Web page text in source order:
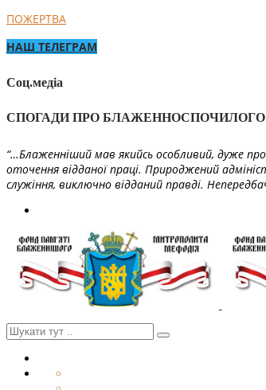
ПОЖЕРТВА
НАШ ТЕЛЕГРАМ
Соц.медіа
СПОГАДИ ПРО
“…Блаженніший мав якийсь особливий, дуже
оточення відданої праці. Природжений
служіння, виключно відданий правді.